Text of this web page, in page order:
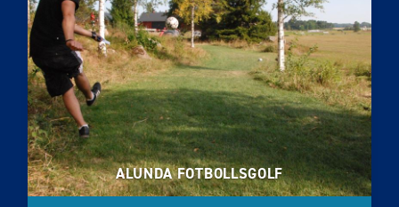
ALUNDA FOTBOLLSGOLF